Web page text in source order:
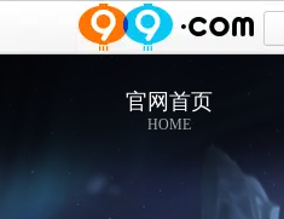
官网首页
HOME